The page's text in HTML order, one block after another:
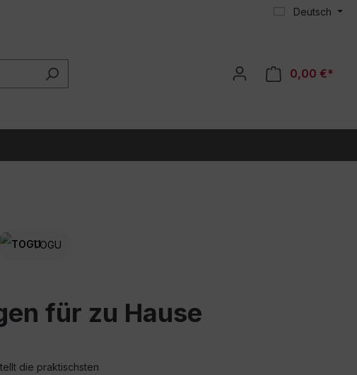
Deutsch
0,00 €*
TOGU
für zu Hause
die praktischsten